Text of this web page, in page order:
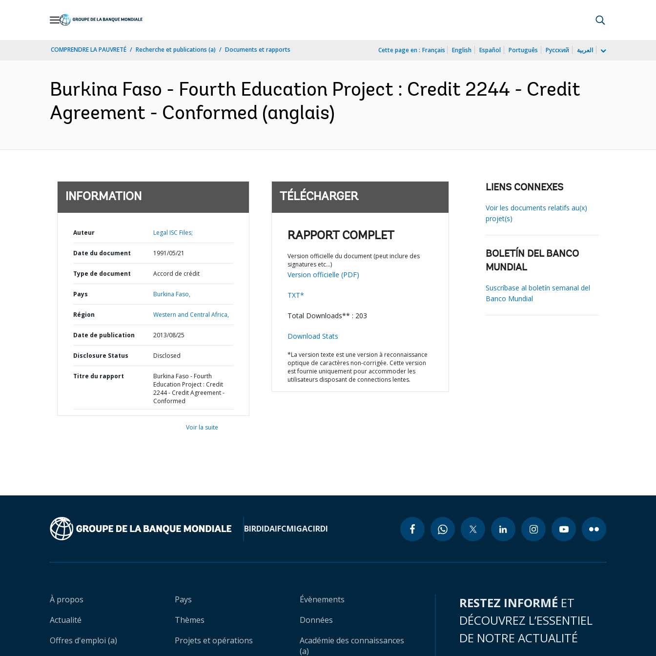
COMPRENDRE LA PAUVRETÉ Recherche et publications (a) Documents et rapports Cette page en : Français English Español Português Русский العربية
Burkina Faso - Fourth Education Project : Credit 2244 - Credit
Agreement - Conformed (anglais)
INFORMATION
Auteur Legal ISC Files;
Date du document 1991/05/21
Type de document Accord de crédit
Pays Burkina Faso,
Région Western and Central Africa,
Date de publication 2013/08/25
Disclosure Status Disclosed
Titre du rapport
Burkina Faso - Fourth
Education Project : Credit
2244 - Credit Agreement -
Conformed
Voir la suite
TÉLÉCHARGER
RAPPORT COMPLET
Version officielle du document (peut inclure des
signatures etc…)
Version officielle (PDF)
TXT*
Total Downloads** : 203
Download Stats
*La version texte est une version à reconnaissance
optique de caractères non-corrigée. Cette version
est fournie uniquement pour accommoder les
utilisateurs disposant de connections lentes.
LIENS CONNEXES
Voir les documents relatifs au(x)
projet(s)
BOLETÍN DEL BANCO
MUNDIAL
Suscríbase al boletín semanal del
Banco Mundial
BIRDIDAIFCMIGACIRDI
À propos
Actualité
Offres d'emploi (a)
Pays
Thèmes
Projets et opérations
Évènements
Données
Académie des connaissances
(a)
RESTEZ INFORMÉ ET
DÉCOUVREZ L’ESSENTIEL
DE NOTRE ACTUALITÉ